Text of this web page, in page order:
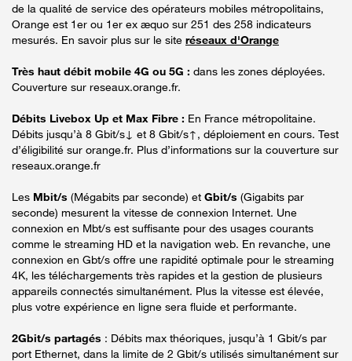
de la qualité de service des opérateurs mobiles métropolitains,
Orange est 1er ou 1er ex æquo sur 251 des 258 indicateurs
mesurés. En savoir plus sur le site réseaux d'Orange
Très haut débit mobile 4G ou 5G : dans les zones déployées.
Couverture sur reseaux.orange.fr.
Débits Livebox Up et Max Fibre : En France métropolitaine.
Débits jusqu’à 8 Gbit/s↓ et 8 Gbit/s↑, déploiement en cours. Test
d’éligibilité sur orange.fr. Plus d’informations sur la couverture sur
reseaux.orange.fr
Les Mbit/s (Mégabits par seconde) et Gbit/s (Gigabits par
seconde) mesurent la vitesse de connexion Internet. Une
connexion en Mbt/s est suffisante pour des usages courants
comme le streaming HD et la navigation web. En revanche, une
connexion en Gbt/s offre une rapidité optimale pour le streaming
4K, les téléchargements très rapides et la gestion de plusieurs
appareils connectés simultanément. Plus la vitesse est élevée,
plus votre expérience en ligne sera fluide et performante.
2Gbit/s partagés : Débits max théoriques, jusqu’à 1 Gbit/s par
port Ethernet, dans la limite de 2 Gbit/s utilisés simultanément sur